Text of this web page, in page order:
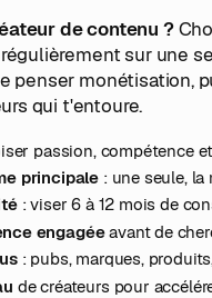
de contenu ?
sur une
penser monétisation,
qui t'entoure.
passion, compétence
principale : une seule,
: viser 6 à 12 mois de
engagéeavant de
: pubs, marques,
de créateurs pour